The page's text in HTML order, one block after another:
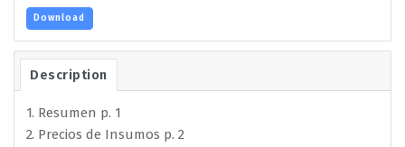
Download
Description
1. Resumen p. 1
2. Precios de Insumos p. 2